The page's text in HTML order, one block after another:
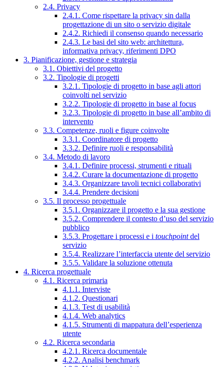
2.4. Privacy
2.4.1. Come rispettare la privacy sin dalla
progettazione di un sito o servizio digitale
2.4.2. Richiedi il consenso quando necessario
2.4.3. Le basi del sito web: architettura,
informativa privacy, riferimenti DPO
3. Pianificazione, gestione e strategia
3.1. Obiettivi del progetto
3.2. Tipologie di progetti
3.2.1. Tipologie di progetto in base agli attori
coinvolti nel servizio
3.2.2. Tipologie di progetto in base al focus
3.2.3. Tipologie di progetto in base all’ambito di
intervento
3.3. Competenze, ruoli e figure coinvolte
3.3.1. Coordinatore di progetto
3.3.2. Definire ruoli e responsabilità
3.4. Metodo di lavoro
3.4.1. Definire processi, strumenti e rituali
3.4.2. Curare la documentazione di progetto
3.4.3. Organizzare tavoli tecnici collaborativi
3.4.4. Prendere decisioni
3.5. Il processo progettuale
3.5.1. Organizzare il progetto e la sua gestione
3.5.2. Comprendere il contesto d’uso del servizio
pubblico
3.5.3. Progettare i processi e i touchpointdel
servizio
3.5.4. Realizzare l’interfaccia utente del servizio
3.5.5. Validare la soluzione ottenuta
4. Ricerca progettuale
4.1. Ricerca primaria
4.1.1. Interviste
4.1.2. Questionari
4.1.3. Test di usabilità
4.1.4. Web analytics
4.1.5. Strumenti di mappatura dell’esperienza
utente
4.2. Ricerca secondaria
4.2.1. Ricerca documentale
4.2.2. Analisi benchmark